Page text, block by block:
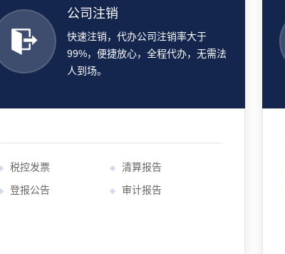
公司注销
快速注销，代办公司注销率大于
99%，便捷放心，全程代办，无需法
人到场。
税控发票 清算报告
登报公告 审计报告